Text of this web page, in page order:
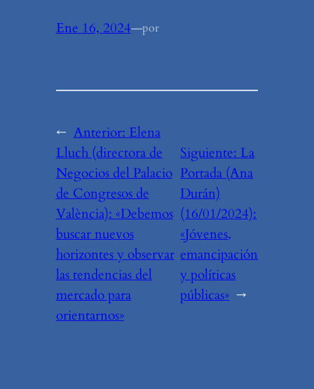
Ene 16, 2024—por
← Anterior: Elena
Lluch (directora de
Negocios del Palacio
de Congresos de
València): «Debemos
buscar nuevos
horizontes y observar
las tendencias del
mercado para
orientarnos»
Siguiente: La
Portada (Ana
Durán)
(16/01/2024):
«Jóvenes,
emancipación
y políticas
públicas» →